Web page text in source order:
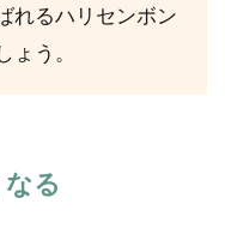
れるハリセンボン
う。
る